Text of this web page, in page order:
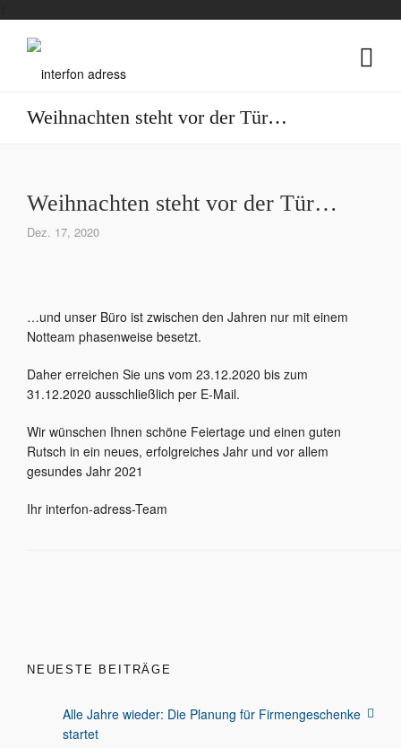
Weihnachten steht vor der Tür…
Weihnachten steht vor der Tür…
Dez. 17, 2020
…und unser Büro ist zwischen den Jahren nur mit einem
Notteam phasenweise besetzt.
Daher erreichen Sie uns vom 23.12.2020 bis zum
31.12.2020 ausschließlich per E-Mail.
Wir wünschen Ihnen schöne Feiertage und einen guten
Rutsch in ein neues, erfolgreiches Jahr und vor allem
gesundes Jahr 2021
Ihr interfon-adress-Team
NEUESTE BEITRÄGE
Alle Jahre wieder: Die Planung für Firmengeschenke
startet